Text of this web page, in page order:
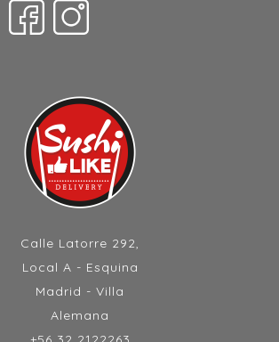
Calle Latorre 292,
Local A - Esquina
Madrid - Villa
Alemana